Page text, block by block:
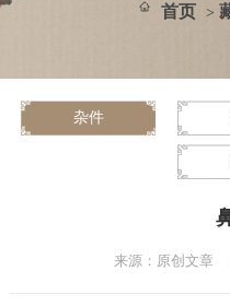
首页 >
杂件
来源：原创文章